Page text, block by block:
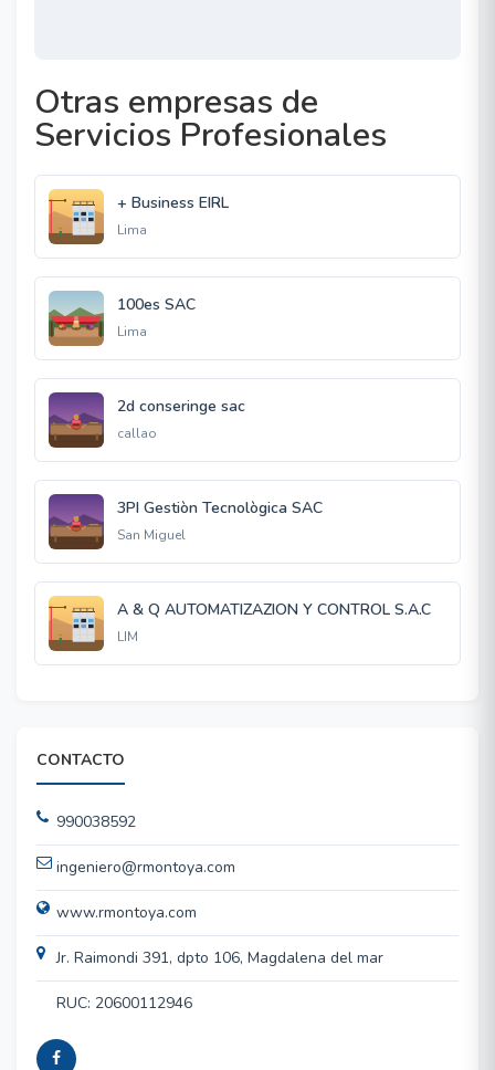
Otras empresas de
Servicios Profesionales
+ Business EIRL
Lima
100es SAC
Lima
2d conseringe sac
callao
3PI Gestiòn Tecnològica SAC
San Miguel
A & Q AUTOMATIZAZION Y CONTROL S.A.C
LIM
CONTACTO
990038592
ingeniero@rmontoya.com
www.rmontoya.com
Jr. Raimondi 391, dpto 106, Magdalena del mar
RUC: 20600112946